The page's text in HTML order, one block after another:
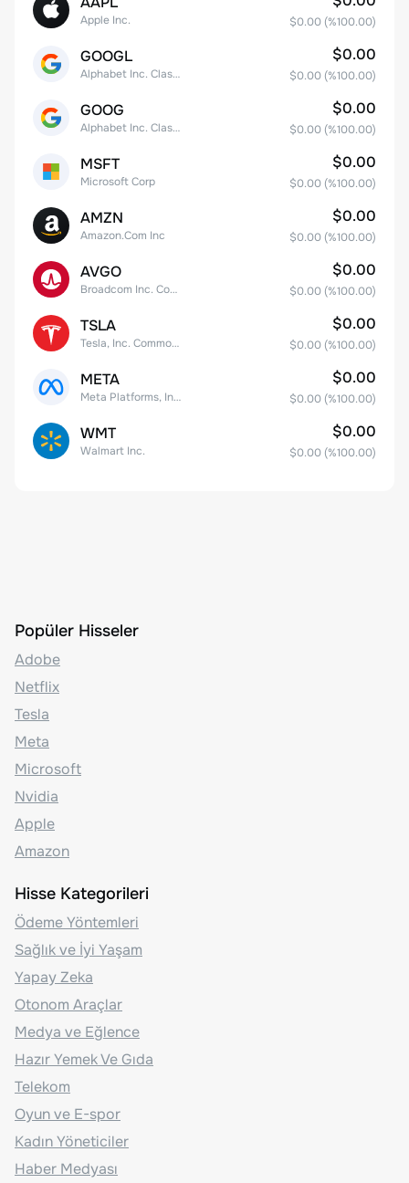
Apple Inc. $0.00 (%100.00)
GOOGL
Alphabet Inc. Class A Common Stock
$0.00
$0.00 (%100.00)
GOOG
Alphabet Inc. Class C Capital Stock
$0.00
$0.00 (%100.00)
MSFT
Microsoft Corp
$0.00
$0.00 (%100.00)
AMZN
Amazon.Com Inc
$0.00
$0.00 (%100.00)
AVGO
Broadcom Inc. Common Stock
$0.00
$0.00 (%100.00)
TSLA
Tesla, Inc. Common Stock
$0.00
$0.00 (%100.00)
META
Meta Platforms, Inc. Class A Common Stock
$0.00
$0.00 (%100.00)
WMT
Walmart Inc.
$0.00
$0.00 (%100.00)
Popüler Hisseler
Adobe
Netflix
Tesla
Meta
Microsoft
Nvidia
Apple
Amazon
Hisse Kategorileri
Ödeme Yöntemleri
Sağlık ve İyi Yaşam
Yapay Zeka
Otonom Araçlar
Medya ve Eğlence
Hazır Yemek Ve Gıda
Telekom
Oyun ve E-spor
Kadın Yöneticiler
Haber Medyası